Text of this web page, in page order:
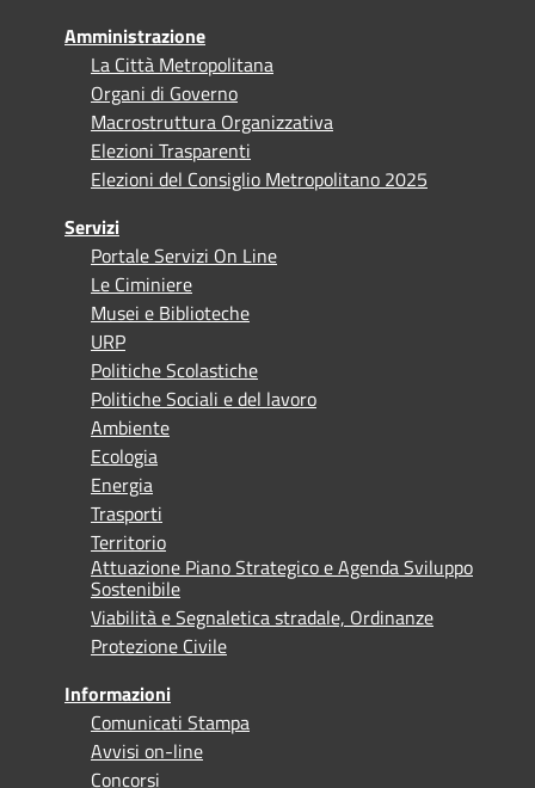
Amministrazione
La Città Metropolitana
Organi di Governo
Macrostruttura Organizzativa
Elezioni Trasparenti
Elezioni del Consiglio Metropolitano 2025
Servizi
Portale Servizi On Line
Le Ciminiere
Musei e Biblioteche
URP
Politiche Scolastiche
Politiche Sociali e del lavoro
Ambiente
Ecologia
Energia
Trasporti
Territorio
Attuazione Piano Strategico e Agenda Sviluppo
Sostenibile
Viabilità e Segnaletica stradale, Ordinanze
Protezione Civile
Informazioni
Comunicati Stampa
Avvisi on-line
Concorsi